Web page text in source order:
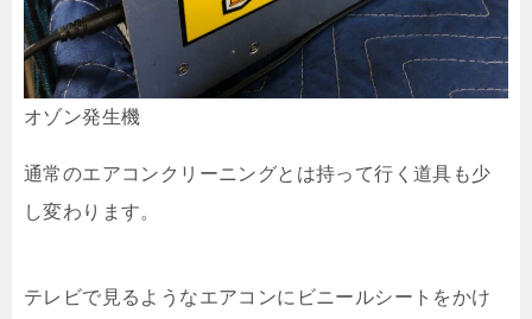
オゾン発生機
通常のエアコンクリーニングとは持って行く道具も少
し変わります。
テレビで見るようなエアコンにビニールシートをかけ